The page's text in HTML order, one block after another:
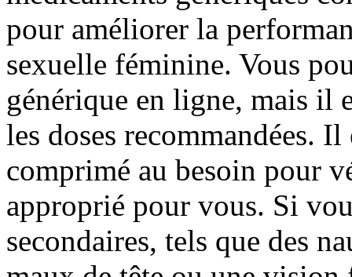
pour améliorer la
sexuelle féminine. Vous
générique en ligne, mais il
les doses recommandées.
comprimé au besoin pour
approprié pour vous. Si
secondaires, tels que des